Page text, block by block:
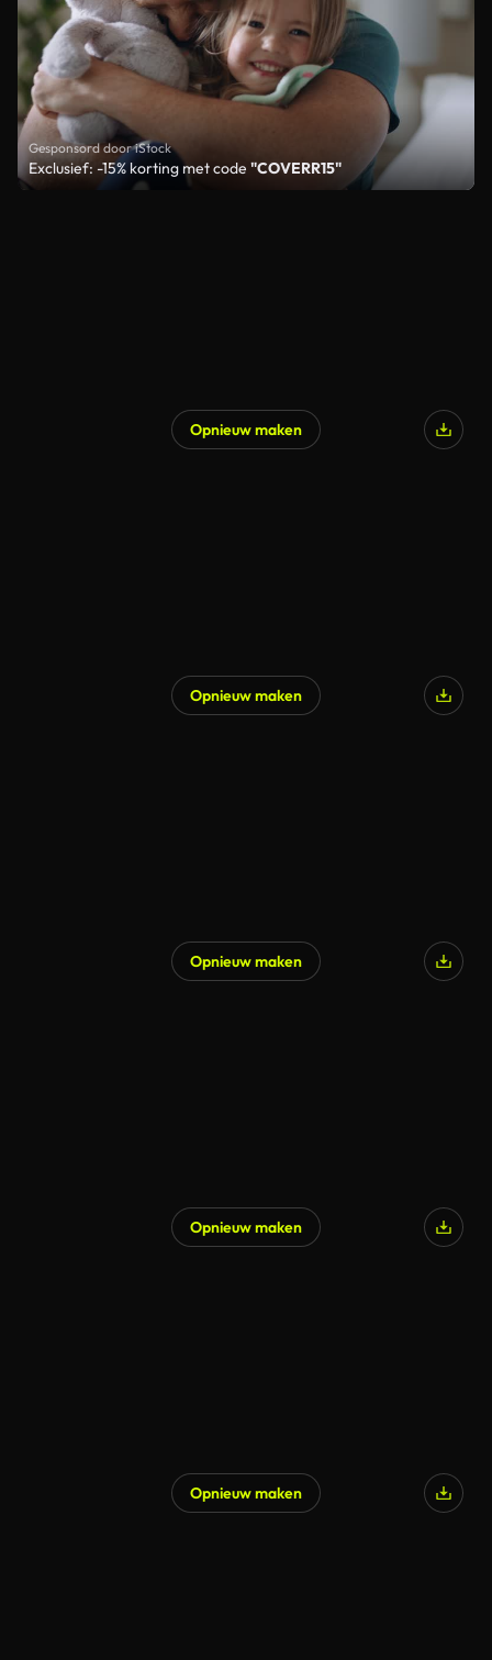
Gesponsord door iStock
Exclusief: -15% korting met code "COVERR15"
Opnieuw maken
Opnieuw maken
Opnieuw maken
Opnieuw maken
Opnieuw maken